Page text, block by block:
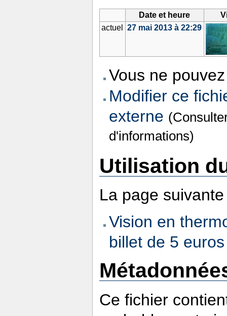
Date et heure
actuel
27 mai 2013 à 22:29
Vous ne
Modifier ce
externe
d'informations)
Utilisation
La page
Vision en
billet de 5 euros
Ce fichier